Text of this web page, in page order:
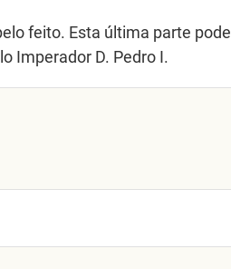
feito. Esta última parte pode
Imperador D. Pedro I.